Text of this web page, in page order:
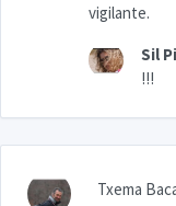
vigilante.
Sil
!!!
Txema